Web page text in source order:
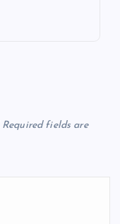
Required fields are